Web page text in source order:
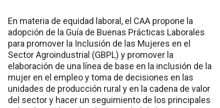
En materia de equidad laboral, el CAA propone la
adopción de la Guía de Buenas Prácticas Laborales
para promover la Inclusión de las Mujeres en el
Sector Agroindustrial (GBPL) y promover la
elaboración de una línea de base en la inclusión de la
mujer en el empleo y toma de decisiones en las
unidades de producción rural y en la cadena de valor
del sector y hacer un seguimiento de los principales